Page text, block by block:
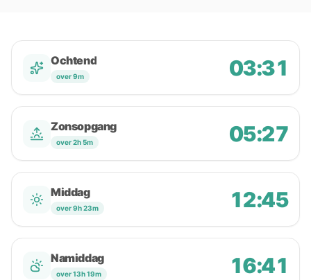
Ochtend
over 9m 03:31
Zonsopgang
over 2h 5m 05:27
Middag
over 9h 23m 12:45
Namiddag
over 13h 19m 16:41